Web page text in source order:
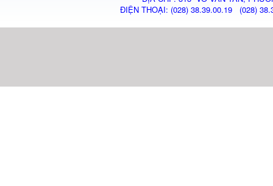
ĐIỆN THOẠI: (028) 38.39.00.19 (028)